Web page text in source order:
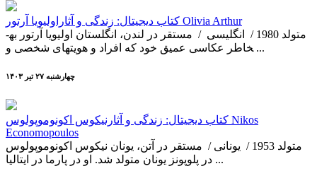
کتاب دیجیتال: زندگی و آثاراولیویا آرتور Olivia Arthur
متولد 1980 / انگلیسی / مستقر در لندن، انگلستان اولیویا آرتور به­
خاطر عکاسی عمیق خود که افراد و هویت­های شخصی و ...
چهارشنبه ۲۷ تير ۱۴۰۳
کتاب دیجیتال: زندگی و آثارنیکوس اکونوموپولوس Nikos
Economopoulos
متولد 1953 / یونانی / مستقر در آتن، یونان نیکوس اکونوموپولوس
در پلوپونز یونان متولد شد. او در پارما در ایتالیا ...